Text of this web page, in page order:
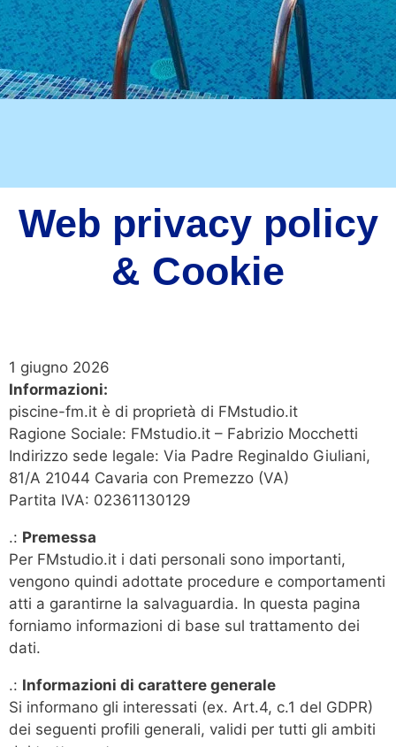
Web privacy policy
& Cookie
1 giugno 2026
Informazioni:
piscine-fm.it è di proprietà di FMstudio.it
Ragione Sociale: FMstudio.it – Fabrizio Mocchetti
Indirizzo sede legale: Via Padre Reginaldo Giuliani,
81/A 21044 Cavaria con Premezzo (VA)
Partita IVA: 02361130129
.: Premessa
Per FMstudio.it i dati personali sono importanti,
vengono quindi adottate procedure e comportamenti
atti a garantirne la salvaguardia. In questa pagina
forniamo informazioni di base sul trattamento dei
dati.
.: Informazioni di carattere generale
Si informano gli interessati (ex. Art.4, c.1 del GDPR)
dei seguenti profili generali, validi per tutti gli ambiti